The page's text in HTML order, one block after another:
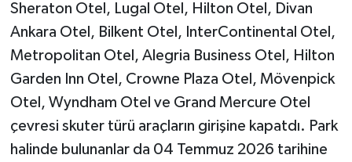
Sheraton Otel, Lugal Otel, Hilton Otel, Divan
Ankara Otel, Bilkent Otel, InterContinental Otel,
Metropolitan Otel, Alegria Business Otel, Hilton
Garden Inn Otel, Crowne Plaza Otel, Mövenpick
Otel, Wyndham Otel ve Grand Mercure Otel
çevresi skuter türü araçların girişine kapatdı. Park
halinde bulunanlar da 04 Temmuz 2026 tarihine